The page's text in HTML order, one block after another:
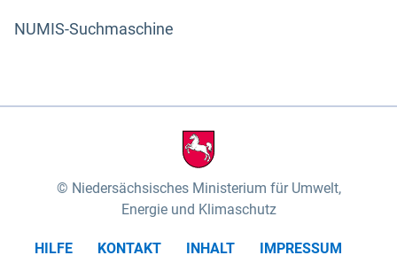
NUMIS-Suchmaschine
Niedersächsisches Ministerium für Umwelt,
Energie und Klimaschutz
HILFE KONTAKT INHALT
IMPRESSUM